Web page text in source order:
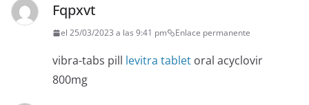
Fqpxvt
el 25/03/2023 a las 9:41 pm Enlace permanente
vibra-tabs pill levitra tablet oral acyclovir
800mg